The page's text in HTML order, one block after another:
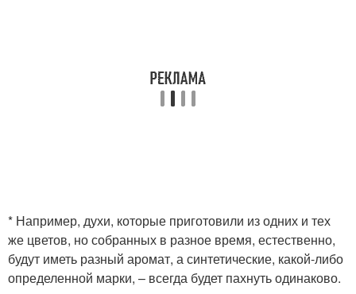
* Например, духи, которые приготовили из одних и тех
же цветов, но собранных в разное время, естественно,
будут иметь разный аромат, а синтетические, какой-либо
определенной марки, – всегда будет пахнуть одинаково.